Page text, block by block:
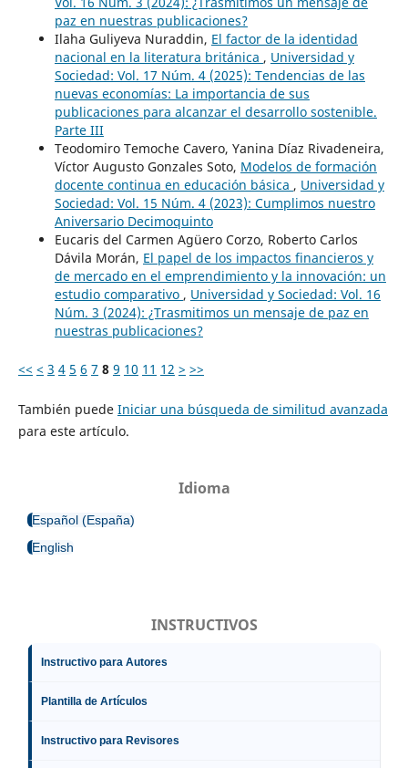
paz en nuestras publicaciones?
Ilaha Guliyeva Nuraddin, El factor de la identidad
nacional en la literatura británica , Universidad y
Sociedad: Vol. 17 Núm. 4 (2025): Tendencias de las
nuevas economías: La importancia de sus
publicaciones para alcanzar el desarrollo sostenible.
Parte III
Teodomiro Temoche Cavero, Yanina Díaz Rivadeneira,
Víctor Augusto Gonzales Soto, Modelos de formación
docente continua en educación básica , Universidad y
Sociedad: Vol. 15 Núm. 4 (2023): Cumplimos nuestro
Aniversario Decimoquinto
Eucaris del Carmen Agüero Corzo, Roberto Carlos
Dávila Morán, El papel de los impactos financieros y
de mercado en el emprendimiento y la innovación: un
estudio comparativo , Universidad y Sociedad: Vol. 16
Núm. 3 (2024): ¿Trasmitimos un mensaje de paz en
nuestras publicaciones?
<< < 3 4 5 6 7 8 9 10 11 12 > >>
También puede Iniciar una búsqueda de similitud avanzada
para este artículo.
Idioma
Español (España)
English
INSTRUCTIVOS
Instructivo para Autores
Plantilla de Artículos
Instructivo para Revisores